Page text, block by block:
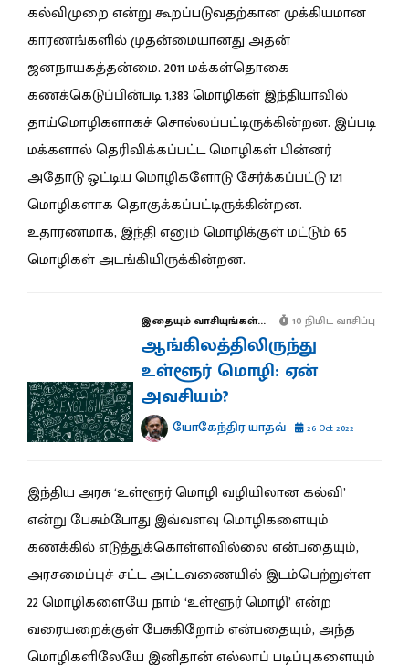
கல்விமுறை என்று கூறப்படுவதற்கான முக்கியமான
காரணங்களில் முதன்மையானது அதன்
ஜனநாயகத்தன்மை. 2011 மக்கள்தொகை
கணக்கெடுப்பின்படி 1,383 மொழிகள் இந்தியாவில்
தாய்மொழிகளாகச் சொல்லப்பட்டிருக்கின்றன. இப்படி
மக்களால் தெரிவிக்கப்பட்ட மொழிகள் பின்னர்
அதோடு ஒட்டிய மொழிகளோடு சேர்க்கப்பட்டு 121
மொழிகளாக தொகுக்கப்பட்டிருக்கின்றன.
உதாரணமாக, இந்தி எனும் மொழிக்குள் மட்டும் 65
மொழிகள் அடங்கியிருக்கின்றன.
இதையும் வாசியுங்கள்... 10 நிமிட வாசிப்பு
ஆங்கிலத்திலிருந்து
உள்ளூர் மொழி: ஏன்
அவசியம்?
யோகேந்திர யாதவ் 26 Oct 2022
இந்திய அரசு ‘உள்ளூர் மொழி வழியிலான கல்வி’
என்று பேசும்போது இவ்வளவு மொழிகளையும்
கணக்கில் எடுத்துக்கொள்ளவில்லை என்பதையும்,
அரசமைப்புச் சட்ட அட்டவணையில் இடம்பெற்றுள்ள
22 மொழிகளையே நாம் ‘உள்ளூர் மொழி’ என்ற
வரையறைக்குள் பேசுகிறோம் என்பதையும், அந்த
மொழிகளிலேயே இனிதான் எல்லாப் படிப்புகளையும்